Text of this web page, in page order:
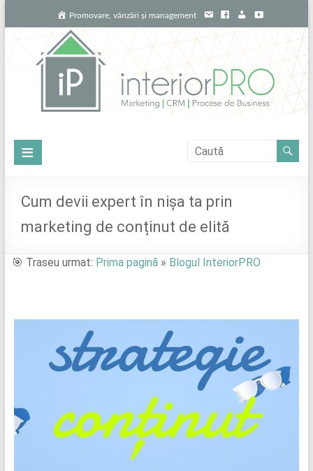
content
Promovare, vânzări și management
E
m
a
i
l
a
c
e
b
o
o
L
i
n
k
e
d
i
n
Y
o
T
u
b
e
InteriorPRO
proiectele
de
cu
Meniu
Cum devii expert în nișa ta prin
marketing de conținut de elită
🎯 Traseu urmat: Prima pagină» Blogul InteriorPRO